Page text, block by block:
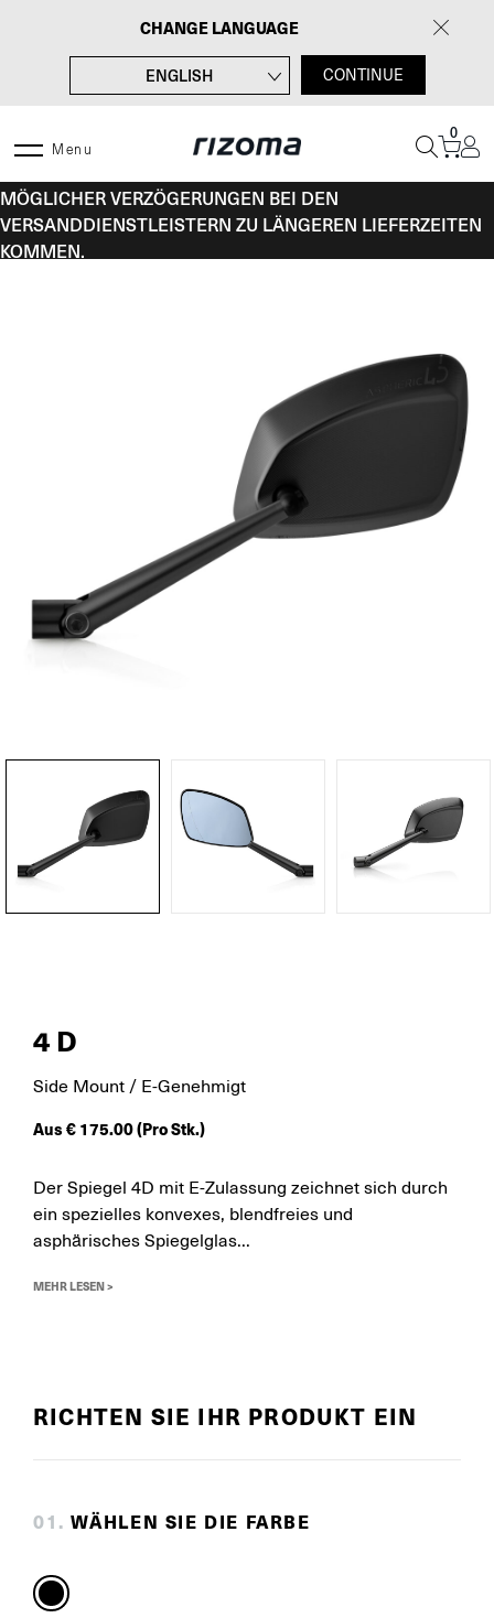
CHANGE LANGUAGE
ENGLISH
ITALIANO
ESPAÑOL
CONTINUE
Menu
0
MÖGLICHER VERZÖGERUNGEN BEI DEN
VERSANDDIENSTLEISTERN ZU LÄNGEREN LIEFERZEITEN
KOMMEN.
4D
Side Mount / E-Genehmigt
Aus€ 175.00(Pro Stk.)
Der Spiegel 4D mit E-Zulassung zeichnet sich durch
ein spezielles konvexes, blendfreies und
asphärisches Spiegelglas...
MEHR LESEN >
RICHTEN SIE IHR PRODUKT EIN
01 . WÄHLEN SIE DIE FARBE